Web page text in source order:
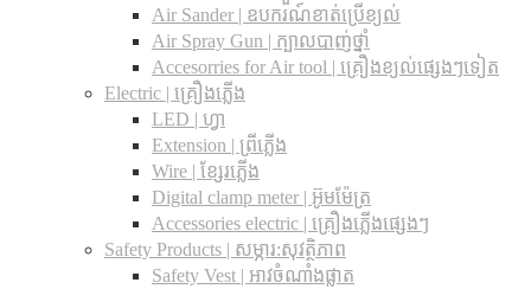
Air Sander | ឧបករណ៍ខាត់ប្រើខ្យល់
Air Spray Gun | ក្បាលបាញ់ថ្នាំ
Accesorries for Air tool | គ្រឿងខ្យល់ផ្សេងៗទៀត
Electric | គ្រឿងភ្លើង
LED | ហ្វា
Extension | ព្រីភ្លើង
Wire | ខ្សែរភ្លើង
Digital clamp meter | អ៊ូមម៉ែត្រ
Accessories electric | គ្រឿងភ្លើងផ្សេងៗ
Safety Products | សម្ភារ:សុវត្ថិភាព
Safety Vest | អាវចំណាំងផ្លាត